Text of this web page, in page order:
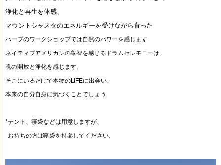
浄化と再生を体感、
マウントシャスタのエネルギーを受けながら育った
ハーブのワークショップでは自然のパワーを感じます
ネイティブアメリカンの叡智を感じるドラムセレモニーは、
魂の開放と浄化を感じます。
そこにいるだけで本物のLIFEに出会い、
本来の自分自身に気づくことでしょう
*テント、寝袋などは用意しますが、
お持ちの方は寝袋を持参してください。